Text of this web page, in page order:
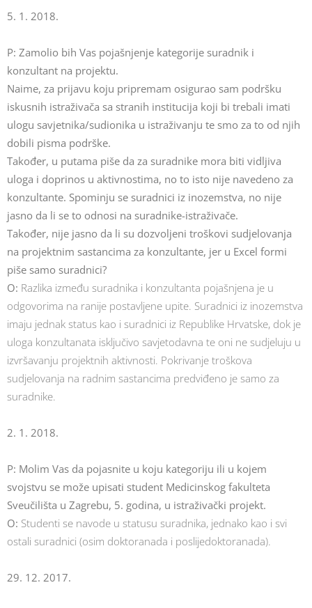
5. 1. 2018.
P: Zamolio bih Vas pojašnjenje kategorije suradnik i
konzultant na projektu.
Naime, za prijavu koju pripremam osigurao sam podršku
iskusnih istraživača sa stranih institucija koji bi trebali imati
ulogu savjetnika/sudionika u istraživanju te smo za to od njih
dobili pisma podrške.
Također, u putama piše da za suradnike mora biti vidljiva
uloga i doprinos u aktivnostima, no to isto nije navedeno za
konzultante. Spominju se suradnici iz inozemstva, no nije
jasno da li se to odnosi na suradnike-istraživače.
Također, nije jasno da li su dozvoljeni troškovi sudjelovanja
na projektnim sastancima za konzultante, jer u Excel formi
piše samo suradnici?
O: Razlika između suradnika i konzultanta pojašnjena je u
odgovorima na ranije postavljene upite. Suradnici iz inozemstva
imaju jednak status kao i suradnici iz Republike Hrvatske, dok je
uloga konzultanata isključivo savjetodavna te oni ne sudjeluju u
izvršavanju projektnih aktivnosti. Pokrivanje troškova
sudjelovanja na radnim sastancima predviđeno je samo za
suradnike.
2. 1. 2018.
P: Molim Vas da pojasnite u koju kategoriju ili u kojem
svojstvu se može upisati student Medicinskog fakulteta
Sveučilišta u Zagrebu, 5. godina, u istraživački projekt.
O: Studenti se navode u statusu suradnika, jednako kao i svi
ostali suradnici (osim doktoranada i poslijedoktoranada).
29. 12. 2017.